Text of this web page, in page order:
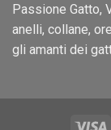
Passione Gatto,
anelli, collane,
gli amanti dei